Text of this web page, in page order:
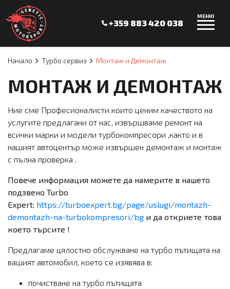
+359 883 420 038
МЕНЮ
Начало Турбо сервиз Монтаж и Демонтаж
МОНТАЖ И ДЕМОНТАЖ
Ние сме Професионалисти които ценим качеството на
услугите предлагани от нас, извършваме ремонт на
всички марки и модели турбокомпресори ,както и в
нашият автоцентър може извършен демонтаж и монтаж
с пълна проверка .
Повече информация можете да намерите в нашето
подзвено Turbo
Expert: https://turboexpert.bg/page/uslugi/montazh-
demontazh-na-turbokompresori/bg и да откриете това
което търсите !
Предлагаме цялостно обслужване на турбо пътищата на
вашият автомобил, което се изявява в:
почистване на турбо пътищата